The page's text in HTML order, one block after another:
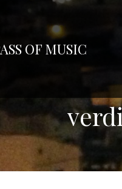
OF MUSIC